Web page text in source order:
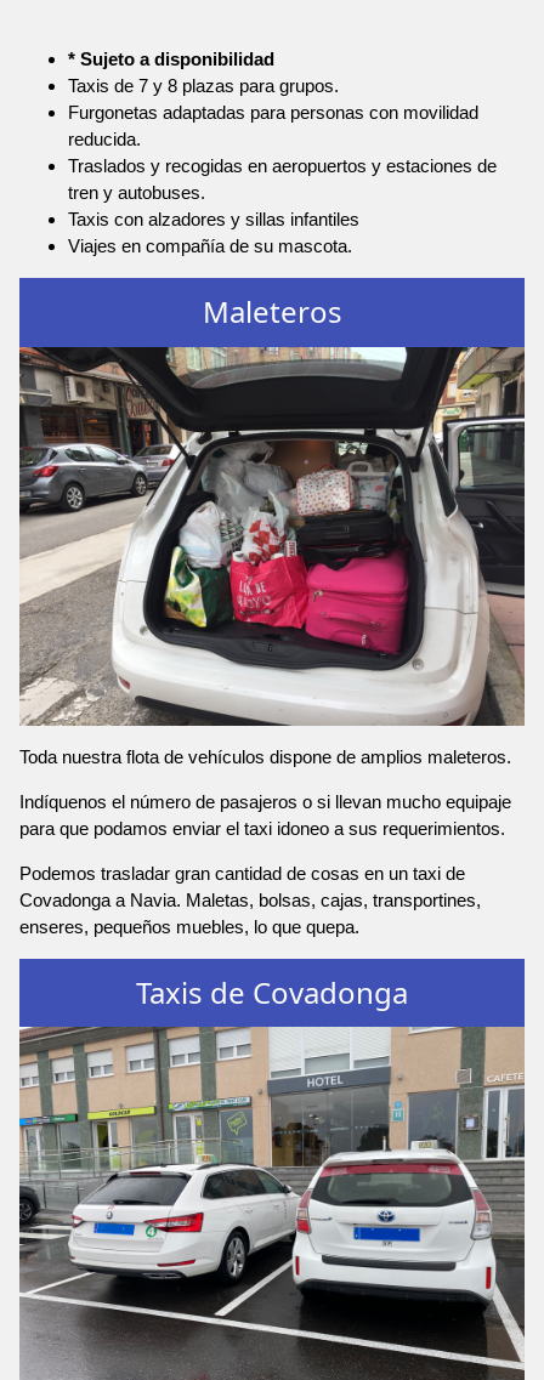
* Sujeto a disponibilidad
Taxis de 7 y 8 plazas para grupos.
Furgonetas adaptadas para personas con movilidad
reducida.
Traslados y recogidas en aeropuertos y estaciones de
tren y autobuses.
Taxis con alzadores y sillas infantiles
Viajes en compañía de su mascota.
Maleteros
Toda nuestra flota de vehículos dispone de amplios maleteros.
Indíquenos el número de pasajeros o si llevan mucho equipaje
para que podamos enviar el taxi idoneo a sus requerimientos.
Podemos trasladar gran cantidad de cosas en un taxi de
Covadonga a Navia. Maletas, bolsas, cajas, transportines,
enseres, pequeños muebles, lo que quepa.
Taxis de Covadonga